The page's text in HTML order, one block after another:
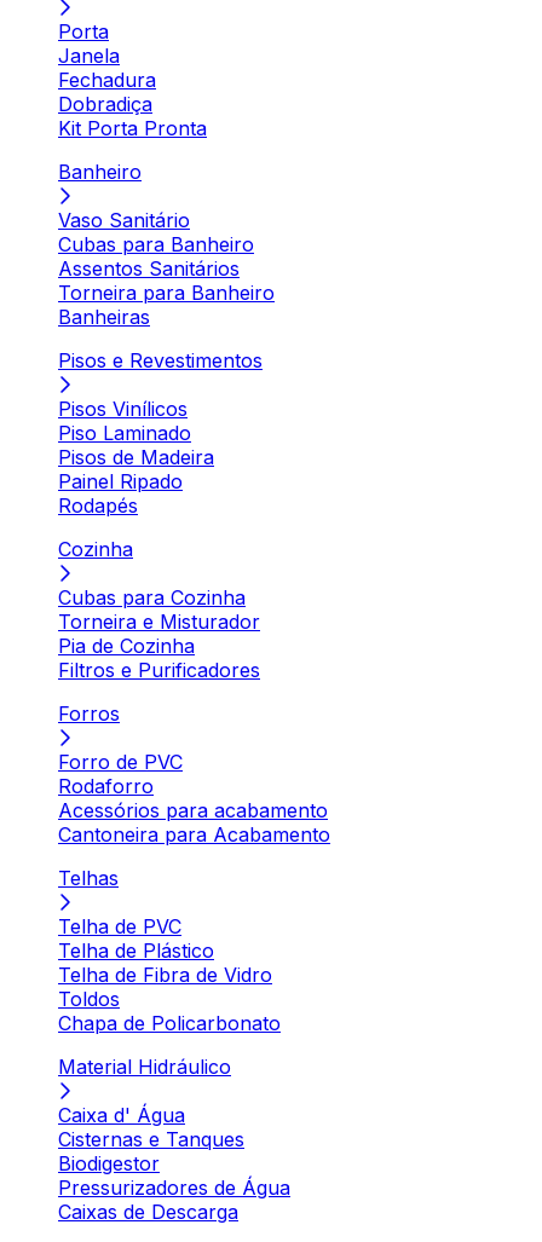
Porta
Janela
Fechadura
Dobradiça
Kit Porta Pronta
Banheiro
Vaso Sanitário
Cubas para Banheiro
Assentos Sanitários
Torneira para Banheiro
Banheiras
Pisos e Revestimentos
Pisos Vinílicos
Piso Laminado
Pisos de Madeira
Painel Ripado
Rodapés
Cozinha
Cubas para Cozinha
Torneira e Misturador
Pia de Cozinha
Filtros e Purificadores
Forros
Forro de PVC
Rodaforro
Acessórios para acabamento
Cantoneira para Acabamento
Telhas
Telha de PVC
Telha de Plástico
Telha de Fibra de Vidro
Toldos
Chapa de Policarbonato
Material Hidráulico
Caixa d' Água
Cisternas e Tanques
Biodigestor
Pressurizadores de Água
Caixas de Descarga